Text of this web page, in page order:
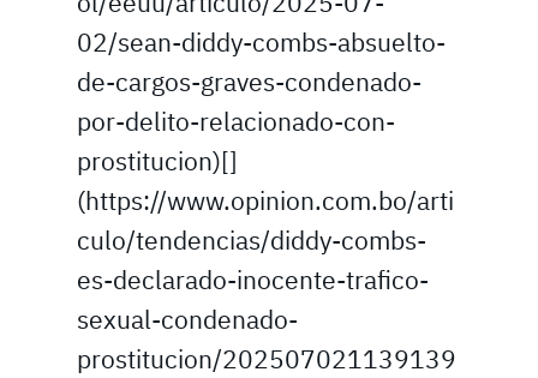
02/sean-diddy-combs-absuelto-
de-cargos-graves-condenado-
por-delito-relacionado-con-
prostitucion)[]
(https://www.opinion.com.bo/arti
culo/tendencias/diddy-combs-
es-declarado-inocente-trafico-
sexual-condenado-
prostitucion/202507021139139